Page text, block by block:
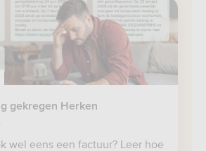
gekregen Herken
wel eens een factuur? Leer hoe